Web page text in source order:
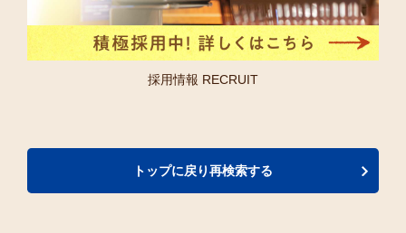
採用情報 RECRUIT
トップに戻り再検索する